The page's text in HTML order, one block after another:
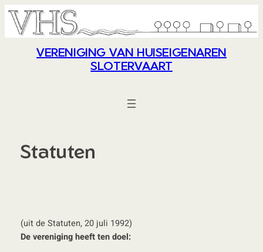
Ga
naar
de
VERENIGING VAN HUISEIGENAREN
SLOTERVAART
Statuten
(uit de Statuten, 20 juli 1992)
De vereniging heeft ten doel: